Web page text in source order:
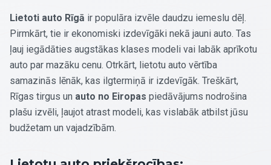
Lietoti auto Rīgā ir populāra izvēle daudzu iemeslu dēļ.
Pirmkārt, tie ir ekonomiski izdevīgāki nekā jauni auto. Tas
ļauj iegādāties augstākas klases modeli vai labāk aprīkotu
auto par mazāku cenu. Otrkārt, lietotu auto vērtība
samazinās lēnāk, kas ilgtermiņā ir izdevīgāk. Treškārt,
Rīgas tirgus un auto no Eiropas piedāvājums nodrošina
plašu izvēli, ļaujot atrast modeli, kas vislabāk atbilst jūsu
budžetam un vajadzībām.